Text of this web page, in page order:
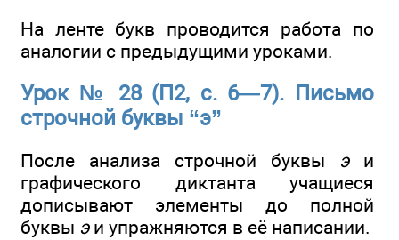
На ленте букв проводится работа по
аналогии с предыдущими уроками.
Урок № 28 (П2, с. 6—7). Письмо
строчной буквы “э”
После анализа строчной буквы э и
графического диктанта учащиеся
дописывают элементы до полной
буквы э и упражняются в её написании.